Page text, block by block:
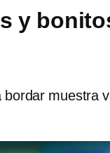
y
muestra